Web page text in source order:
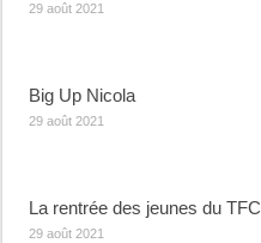
29 août 2021
Big Up Nicola
29 août 2021
La rentrée des jeunes du TFC
29 août 2021